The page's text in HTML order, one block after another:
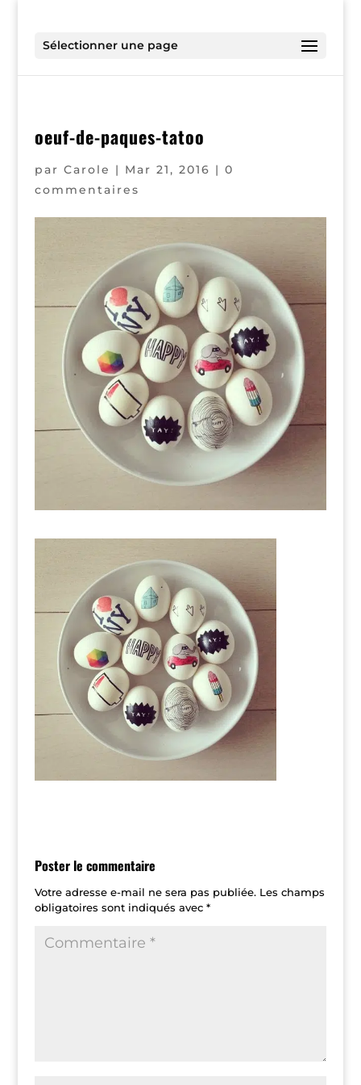
Sélectionner une page
oeuf-de-paques-tatoo
par Carole | Mar 21, 2016 | 0
commentaires
Poster le commentaire
Votre adresse e-mail ne sera pas publiée. Les champs
obligatoires sont indiqués avec *